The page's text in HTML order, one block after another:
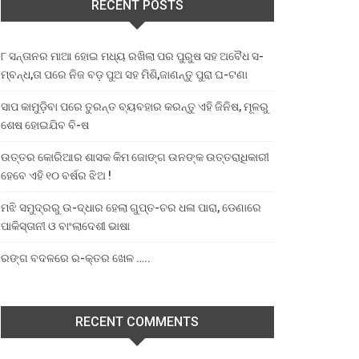
RECENT POSTS
୮ ସନ୍ତାନର ମାଆ ହୋଇ ମଧ୍ୟ ରଖିଲା ପର ପୁରୁଷ ସହ ଅବୈଧ ସ-
ମ୍ବନ୍ଧ,ତା ପରେ ନିଜ ବଡ଼ ପୁଅ ସହ ମିଶି,ଜାଣନ୍ତୁ ପୁରା ଘ-ଟଣା
ସାପ କାମୁଡ଼ିବା ପରେ ତୁରନ୍ତ ବ୍ୟବହାର କରନ୍ତୁ ଏହି ଜିନିଷ, ମୂଳରୁ
ଶେଷ ହୋଇଯିବ ବି-ଷ
ଉତ୍ତର କୋରିଆର ଶାସକ କିମ ଜୋଙ୍ଗ ଉନଙ୍କ ଉତ୍ତରାଧିକାରୀ
ହେବେ ଏହି ୧୦ ବର୍ଷର ଝିଅ !
ମଝି ସମୁଦ୍ରରୁ ଉ-ଦ୍ଧାର ହେଲା ଗୁପ୍ତ-ଚର ଧଳା ପାରା, ଡେଣାରେ
ପାକିସ୍ତାନୀ ଓ ବାଂଲାଦେଶୀ ଭାଷା
ରଙ୍ଗ ବଦଳରେ ର-କ୍ତର ଖେଳ …..
RECENT COMMENTS